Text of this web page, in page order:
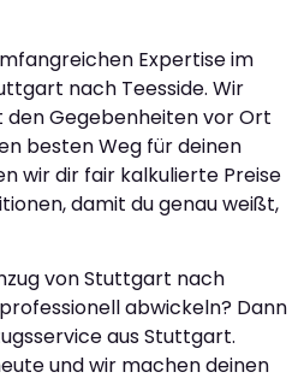
Expertise im
nach Teesside. Wir
den Gegebenheiten vor Ort
besten Weg für deinen
wir dir fair kalkulierte Preise
damit du genau weißt,
von Stuttgart nach
abwickeln? Dann
aus Stuttgart.
und wir machen deinen